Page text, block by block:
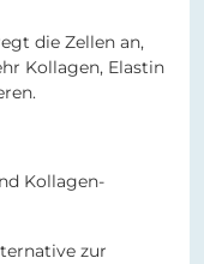
die Zellen an,
Kollagen, Elastin
Kollagen-
zur